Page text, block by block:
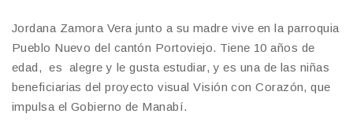
Jordana Zamora Vera junto a su madre vive en la parroquia
Pueblo Nuevo del cantón Portoviejo. Tiene 10 años de
edad, es alegre y le gusta estudiar, y es una de las niñas
beneficiarias del proyecto visual Visión con Corazón, que
impulsa el Gobierno de Manabí.